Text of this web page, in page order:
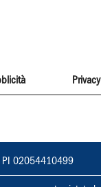
Privacy
PI 02054410499